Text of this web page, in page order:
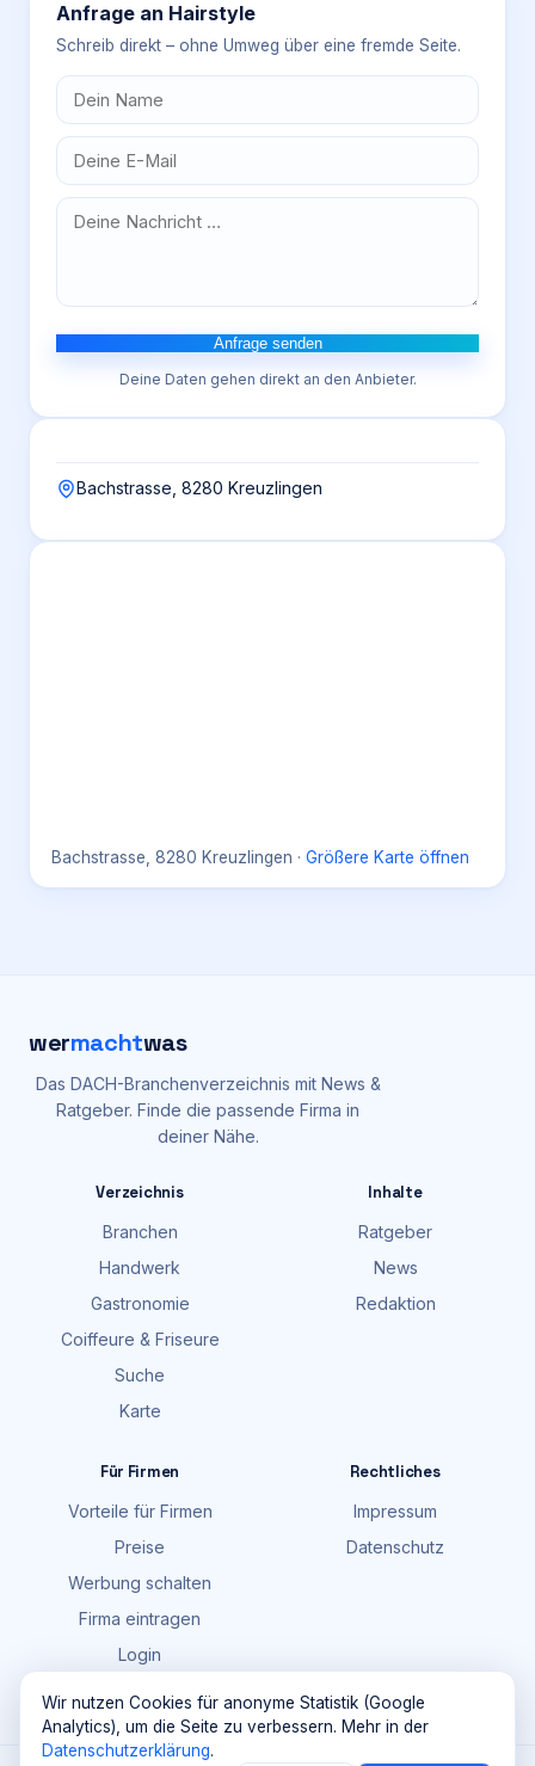
Anfrage an Hairstyle
Schreib direkt – ohne Umweg über eine fremde Seite.
Anfrage senden
Deine Daten gehen direkt an den Anbieter.
Bachstrasse, 8280 Kreuzlingen
Bachstrasse, 8280 Kreuzlingen · Größere Karte öffnen
wermachtwas
Das DACH-Branchenverzeichnis mit News &
Ratgeber. Finde die passende Firma in
deiner Nähe.
Verzeichnis
Branchen
Handwerk
Gastronomie
Coiffeure & Friseure
Suche
Karte
Inhalte
Ratgeber
News
Redaktion
Für Firmen
Vorteile für Firmen
Preise
Werbung schalten
Firma eintragen
Login
Rechtliches
Impressum
Datenschutz
Wir nutzen Cookies für anonyme Statistik (Google
Analytics), um die Seite zu verbessern. Mehr in der
Datenschutzerklärung.